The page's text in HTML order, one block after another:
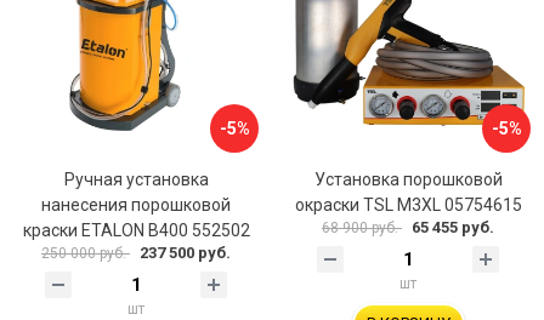
-5%
Ручная установка
нанесения порошковой
краски ETALON В400 552502
250 000 руб. 237 500 руб.
шт
-5%
Установка порошковой
окраски TSL M3XL 05754615
68 900 руб. 65 455 руб.
шт